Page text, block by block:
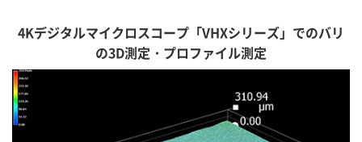
4Kデジタルマイクロスコープ「VHXシリーズ」でのバリ
の3D測定・プロファイル測定